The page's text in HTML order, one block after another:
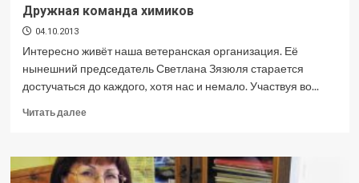
Дружная команда химиков
04.10.2013
Интересно живёт наша ветеранская организация. Её
нынешний председатель Светлана Зязюля старается
достучаться до каждого, хотя нас и немало. Участвуя во...
Читать далееПрочитать
Дружная
команда